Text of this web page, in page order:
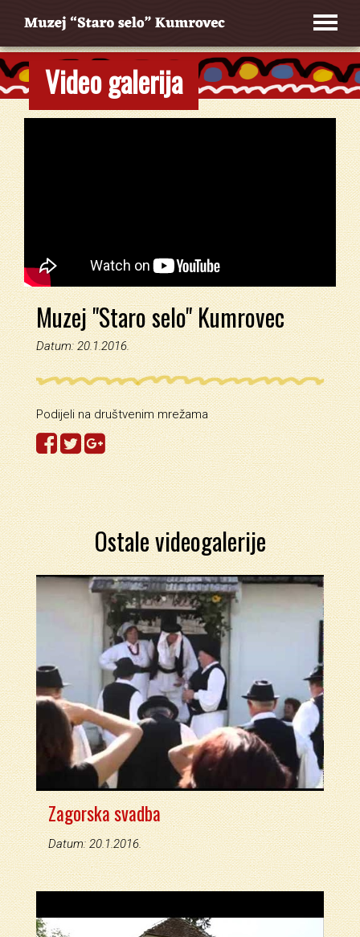
Video galerija
Muzej "Staro selo" Kumrovec
Datum: 20.1.2016.
Podijeli na društvenim mrežama
Ostale videogalerije
Zagorska svadba
Datum: 20.1.2016.